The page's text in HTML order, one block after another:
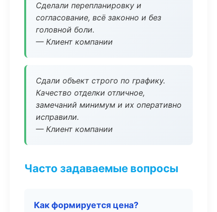
Сделали перепланировку и
согласование, всё законно и без
головной боли.
— Клиент компании
Сдали объект строго по графику.
Качество отделки отличное,
замечаний минимум и их оперативно
исправили.
— Клиент компании
Часто задаваемые вопросы
Как формируется цена?